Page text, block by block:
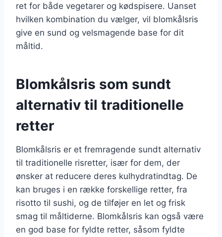
ret for både vegetarer og kødspisere. Uanset
hvilken kombination du vælger, vil blomkålsris
give en sund og velsmagende base for dit
måltid.
Blomkålsris som sundt
alternativ til traditionelle
retter
Blomkålsris er et fremragende sundt alternativ
til traditionelle risretter, især for dem, der
ønsker at reducere deres kulhydratindtag. De
kan bruges i en række forskellige retter, fra
risotto til sushi, og de tilføjer en let og frisk
smag til måltiderne. Blomkålsris kan også være
en god base for fyldte retter, såsom fyldte